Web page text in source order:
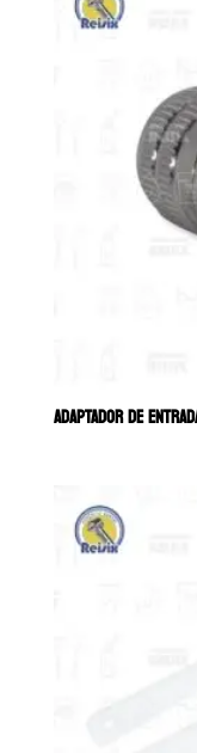
ADAPTADOR DE